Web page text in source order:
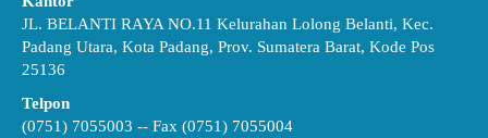
JL. BELANTI RAYA NO.11 Kelurahan Lolong Belanti, Kec.
Padang Utara, Kota Padang, Prov. Sumatera Barat, Kode Pos
25136
Telpon
(0751) 7055003 -- Fax (0751) 7055004